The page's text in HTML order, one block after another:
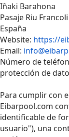
Iñaki Barahona
Pasaje Riu
España
Website: https://
Email:
Número de
protección de
Para cumplir con
Eibarpool.com
identificable de
usuario"), una